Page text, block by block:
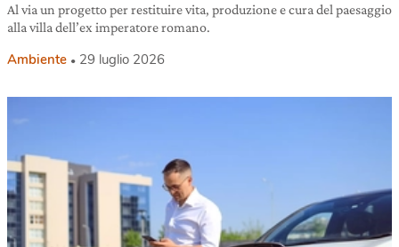
Al via un progetto per restituire vita, produzione e cura del paesaggio
alla villa dell’ex imperatore romano.
Ambiente 29 luglio 2026